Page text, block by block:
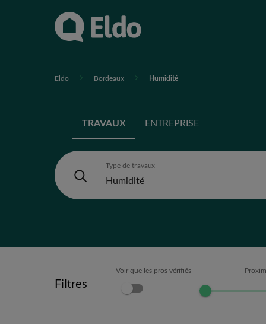
Eldo Bordeaux Humidité
TRAVAUX ENTREPRISE
Type de travaux
Filtres
Voir que les pros vérifiés